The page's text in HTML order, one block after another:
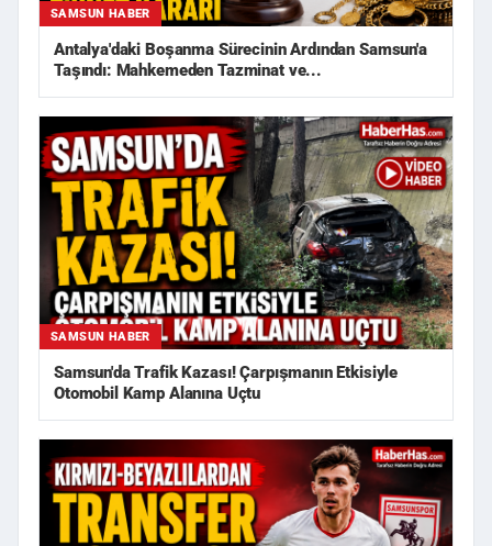
SAMSUN HABER
Antalya'daki Boşanma Sürecinin Ardından Samsun'a
Taşındı: Mahkemeden Tazminat ve...
SAMSUN HABER
Samsun'da Trafik Kazası! Çarpışmanın Etkisiyle
Otomobil Kamp Alanına Uçtu